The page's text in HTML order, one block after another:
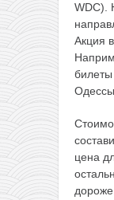
WDC).
Акция
цена
дороже